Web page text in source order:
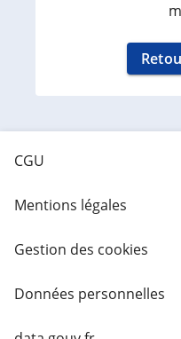
CGU
Mentions légales
Gestion des cookies
Données personnelles